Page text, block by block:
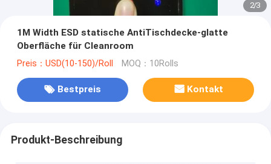
2/3
1M Width ESD statische AntiTischdecke-glatte
Oberfläche für Cleanroom
Preis：USD(10-150)/Roll MOQ：10Rolls
Bestpreis Kontakt
Produkt-Beschreibung